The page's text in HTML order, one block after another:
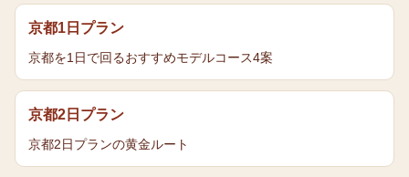
京都1日プラン
京都を1日で回るおすすめモデルコース4案
京都2日プラン
京都2日プランの黄金ルート